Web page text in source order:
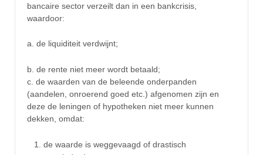
bancaire sector verzeilt dan in een bankcrisis,
waardoor:
a. de liquiditeit verdwijnt;
b. de rente niet meer wordt betaald;
c. de waarden van de beleende onderpanden
(aandelen, onroerend goed etc.) afgenomen zijn en
deze de leningen of hypotheken niet meer kunnen
dekken, omdat:
de waarde is weggevaagd of drastisch